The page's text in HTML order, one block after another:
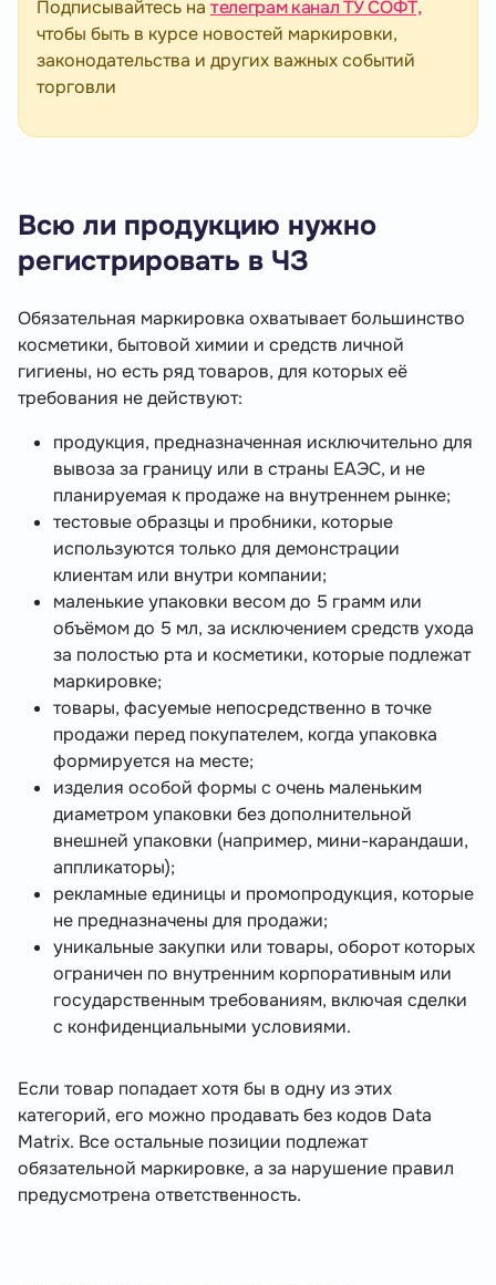
Подписывайтесь на телеграм канал ТУ СОФТ,
чтобы быть в курсе новостей маркировки,
законодательства и других важных событий
торговли
Всю ли продукцию нужно
регистрировать в ЧЗ
Обязательная маркировка охватывает большинство
косметики, бытовой химии и средств личной
гигиены, но есть ряд товаров, для которых её
требования не действуют:
продукция, предназначенная исключительно для
вывоза за границу или в страны ЕАЭС, и не
планируемая к продаже на внутреннем рынке;
тестовые образцы и пробники, которые
используются только для демонстрации
клиентам или внутри компании;
маленькие упаковки весом до 5 грамм или
объёмом до 5 мл, за исключением средств ухода
за полостью рта и косметики, которые подлежат
маркировке;
товары, фасуемые непосредственно в точке
продажи перед покупателем, когда упаковка
формируется на месте;
изделия особой формы с очень маленьким
диаметром упаковки без дополнительной
внешней упаковки (например, мини-карандаши,
аппликаторы);
рекламные единицы и промопродукция, которые
не предназначены для продажи;
уникальные закупки или товары, оборот которых
ограничен по внутренним корпоративным или
государственным требованиям, включая сделки
с конфиденциальными условиями.
Если товар попадает хотя бы в одну из этих
категорий, его можно продавать без кодов Data
Matrix. Все остальные позиции подлежат
обязательной маркировке, а за нарушение правил
предусмотрена ответственность.